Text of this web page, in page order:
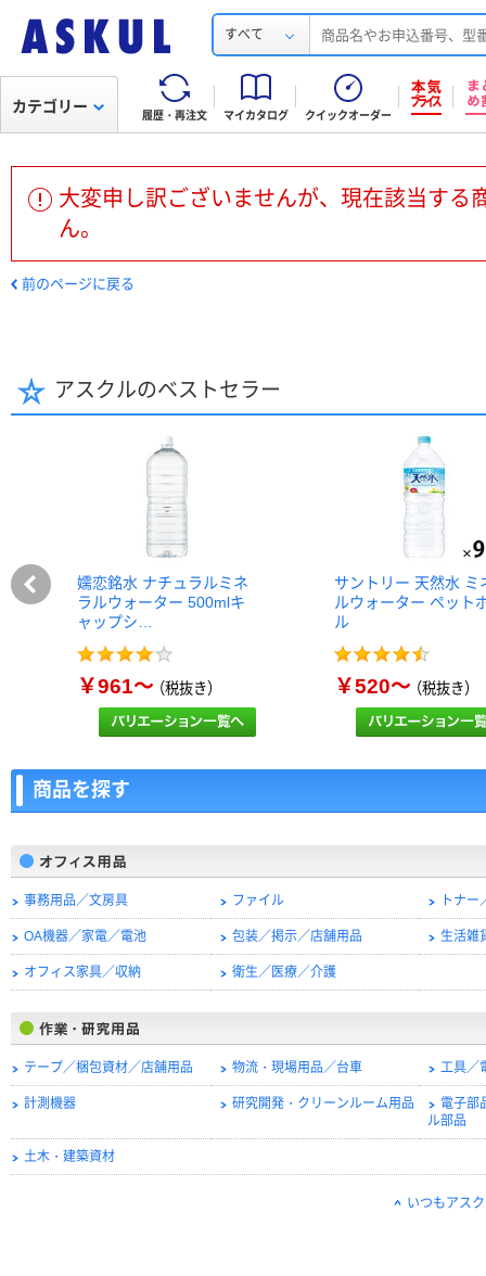
すべて
履歴・再注文 マイカタログ クイックオーダー
カテゴリー
大変申し訳ございませんが、現在該当する
ん。
前のページに戻る
アスクルのベストセラー
嬬恋銘水 ナチュラルミネ
ラルウォーター 500mlキ
ャップシ…
￥961～（税抜き）
サントリー 天然水 ミ
ルウォーター ペット
ル
￥520～（税抜き）
商品を探す
事務用品／文房具 ファイル トナ
OA機器／家電／電池 包装／掲示／店舗用品 生活雑
オフィス家具／収納 衛生／医療／介護
テープ／梱包資材／店舗用品 物流・現場用品／台車 工具／
計測機器 研究開発・クリーンルーム用品
電子部
ル部品
土木・建築資材
いつもアス